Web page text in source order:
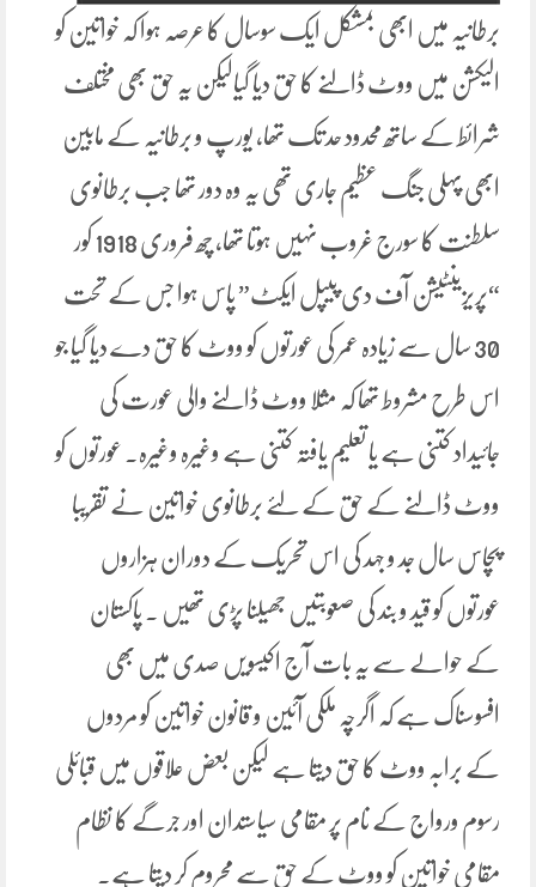
برطانیہ میں ابھی بمشکل ایک سوسال کا عرصہ ہوا کہ خواتین کو
الیکشن میں ووٹ ڈالنے کا حق دیا گیالیکن یہ حق بھی مختلف
شرائط کے ساتھ محدود حد تک تھا، یورپ و برطانیہ کے مابین
ابھی پہلی جنگ عظیم جاری تھی یہ وہ دور تھا جب برطانوی
سلطنت کا سورج غروب نہیں ہوتا تھا، چھ فروری 1918 کور
“پریزینٹیشن آف دی پیپل ایکٹ” پاس ہوا جس کے تحت
30 سال سے زیادہ عمر کی عورتوں کو ووٹ کا حق دے دیا گیا جو
اس طرح مشروط تھا کہ مثلا ووٹ ڈالنے والی عورت کی
جائیداد کتنی ہے یا تعلیم یافتہ کتنی ہے وغیرہ وغیرہ۔ عورتوں کو
ووٹ ڈالنے کے حق کے لئے برطانوی خواتین نے تقریبا
پچاس سال جد و جہد کی اس تحریک کے دوران ہزاروں
عورتوں کو قید و بند کی صعوبتیں جھیلنا پڑی تھیں ۔ پاکستان
کے حوالے سے یہ بات آج اکیسویں صدی میں بھی
افسوسناک ہے کہ اگرچہ ملکی آئین و قانون خواتین کو مردوں
کے برابہ ووٹ کا حق دیتا ہے لیکن بعض علاقوں میں قبائلی
رسوم ورواج کے نام پر مقامی سیاستدان اور جرگے کا نظام
مقامی خواتین کو ووٹ کے حق سے محروم کر دیتا ہے۔